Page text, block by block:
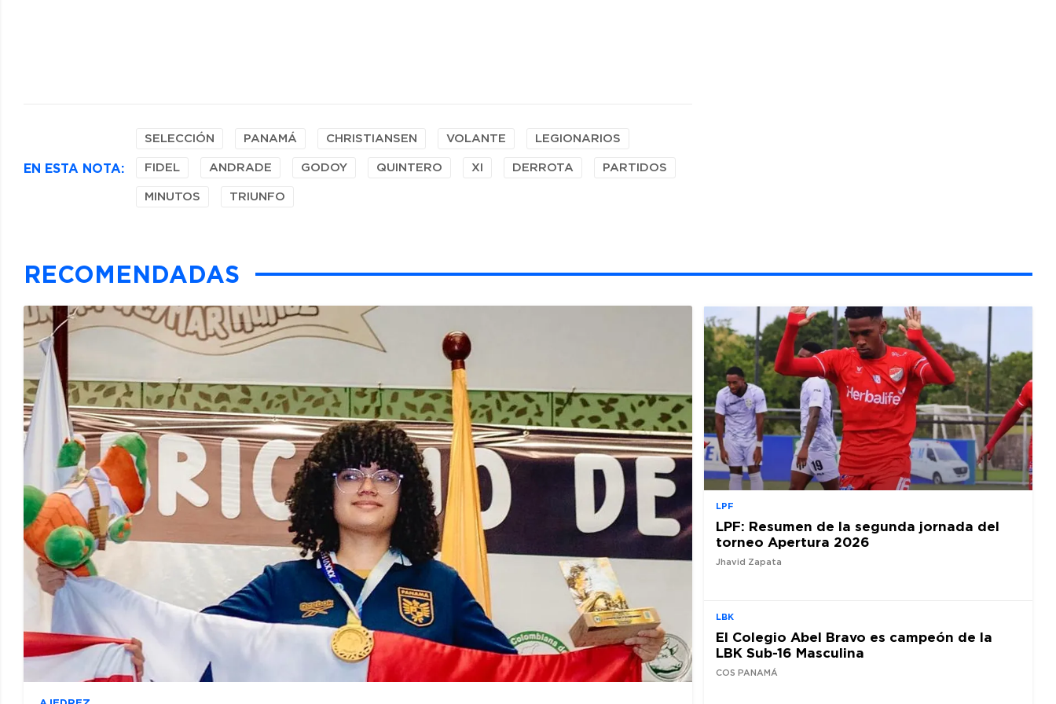
EN ESTA NOTA:
SELECCIÓN PANAMÁ CHRISTIANSEN VOLANTE LEGIONARIOS
FIDEL ANDRADE GODOY QUINTERO XI DERROTA PARTIDOS
MINUTOS TRIUNFO
RECOMENDADAS
LPF
LPF: Resumen de la segunda jornada del
torneo Apertura 2026
Jhavid Zapata
LBK
El Colegio Abel Bravo es campeón de la
LBK Sub-16 Masculina
COS PANAMÁ